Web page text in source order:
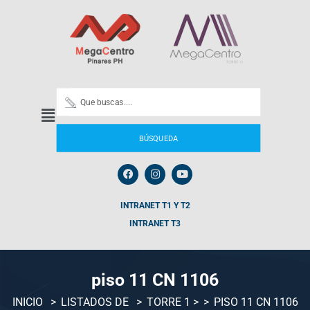
BÚSQUEDA
INTRANET T1 Y T2
INTRANET T3
piso 11 CN 1106
INICIO LISTADOS DE TORRE 1 > PISO 11 CN 1106